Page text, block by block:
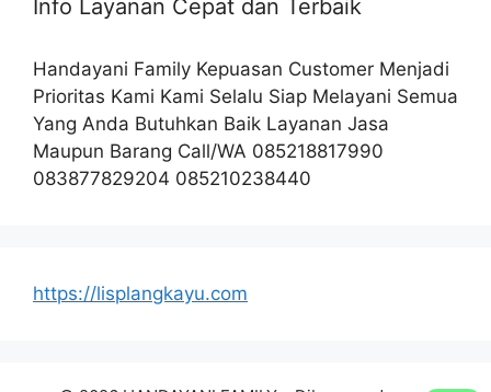
Info Layanan Cepat dan Terbaik
Handayani Family Kepuasan Customer Menjadi
Prioritas Kami Kami Selalu Siap Melayani Semua
Yang Anda Butuhkan Baik Layanan Jasa
Maupun Barang Call/WA 085218817990
083877829204 085210238440
https://lisplangkayu.com